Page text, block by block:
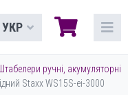
УКР
Штабелери ручні, акумуляторні
Staxx WS15S-ei-3000